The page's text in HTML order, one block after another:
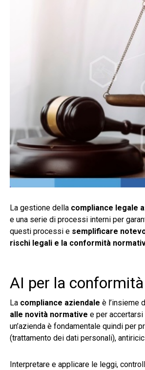
La gestione della compliance legale
e una serie di processi interni per
questi processi e semplificare
rischi legali e la conformità
AI per la
La compliance aziendale è l’insieme
alle novità normative e per
un’azienda è fondamentale quindi per
(trattamento dei dati personali),
Interpretare e applicare le leggi,